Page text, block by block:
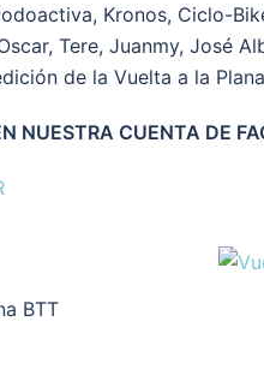
Kronos, Ciclo-
Tere, Juanmy, José
de la Vuelta a la
NUESTRA CUENTA DE
BTT